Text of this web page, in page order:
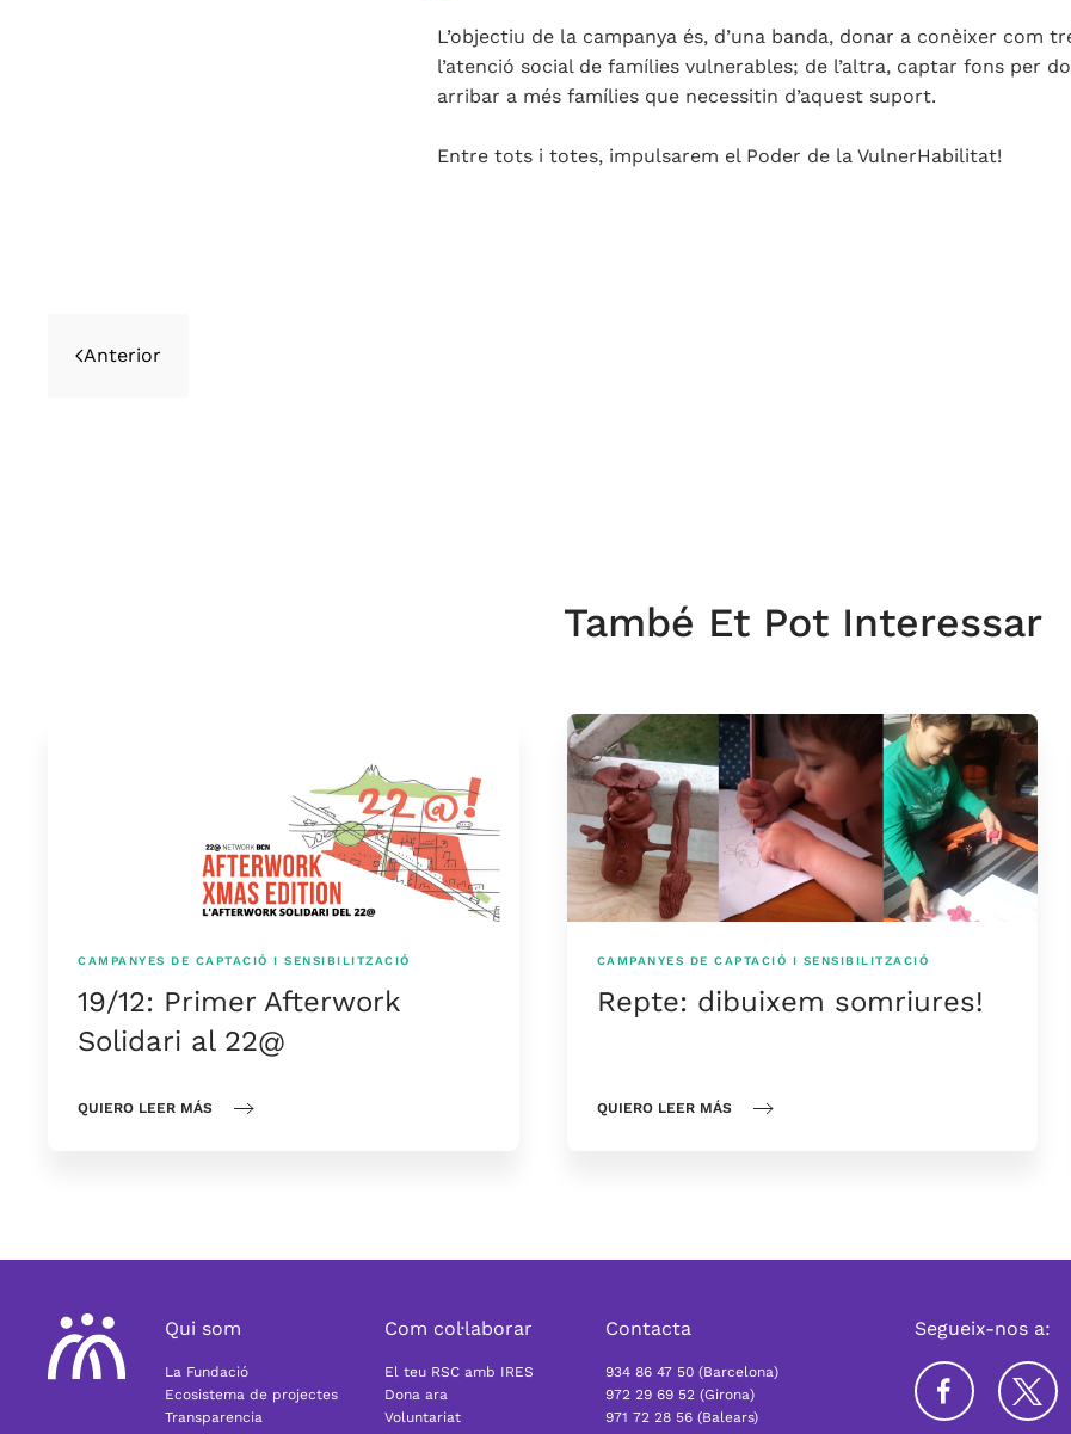
L’objectiu de la campanya és, d’una banda, donar a conèixer com
l’atenció social de famílies vulnerables; de l’altra, captar fons per
arribar a més famílies que necessitin d’aquest suport.
Entre tots i totes, impulsarem el Poder de la VulnerHabilitat!
Anterior
També Et Pot Interessar
CAMPANYES DE CAPTACIÓ I SENSIBILITZACIÓ
19/12: Primer Afterwork
Solidari al 22@
QUIERO LEER MÁS
CAMPANYES DE CAPTACIÓ I SENSIBILITZACIÓ
Repte: dibuixem somriures!
QUIERO LEER MÁS
Qui som
La Fundació
Ecosistema de projectes
Transparencia
Com col·laborar
El teu RSC amb IRES
Dona ara
Voluntariat
Contacta
934 86 47 50 (Barcelona)
972 29 69 52 (Girona)
971 72 28 56 (Balears)
Segueix-nos a: